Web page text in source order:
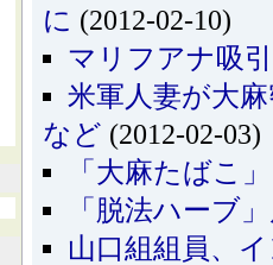
に (2012-02-10)
マリフアナ吸
米軍人妻が大
など (2012-02-03)
「大麻たばこ
「脱法ハーブ
山口組組員、